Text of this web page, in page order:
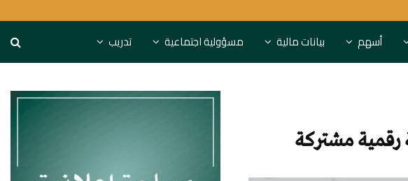
أسهم بيانات مالية مسؤولية اجتماعية تدريب
رقمية مشتركة